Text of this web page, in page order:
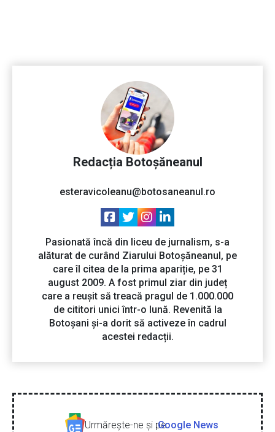
Redacția Botoșăneanul
esteravicoleanu@botosaneanul.ro
Pasionată încă din liceu de jurnalism, s-a
alăturat de curând Ziarului Botoșăneanul, pe
care îl citea de la prima apariție, pe 31
august 2009. A fost primul ziar din județ
care a reușit să treacă pragul de 1.000.000
de cititori unici într-o lună. Revenită la
Botoșani și-a dorit să activeze în cadrul
acestei redacții.
Urmăreşte-ne şi peGoogle News